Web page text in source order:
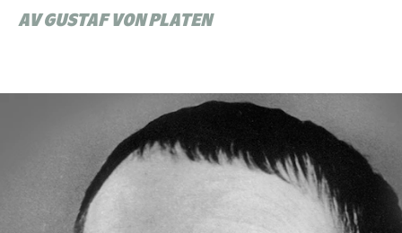
AV GUSTAF VON PLATEN